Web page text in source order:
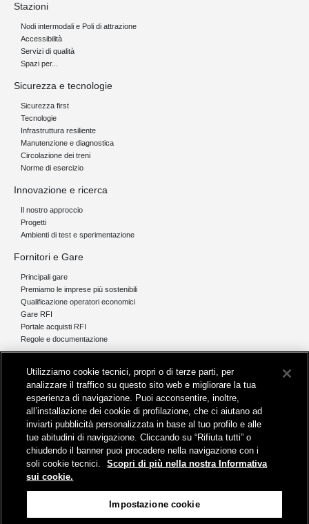
Stazioni
Nodi intermodali e Poli di attrazione
Accessibilità
Servizi di qualità
Spazi per...
Sicurezza e tecnologie
Sicurezza first
Tecnologie
Infrastruttura resiliente
Manutenzione e diagnostica
Circolazione dei treni
Norme di esercizio
Innovazione e ricerca
Il nostro approccio
Progetti
Ambienti di test e sperimentazione
Fornitori e Gare
Principali gare
Premiamo le imprese più sostenibili
Qualificazione operatori economici
Gare RFI
Portale acquisti RFI
Regole e documentazione
Comunicati stampa e news
Novità on line
Infomobilità
Feed - RSS
Utilizziamo cookie tecnici, propri o di terze parti, per
analizzare il traffico su questo sito web e migliorare la tua
esperienza di navigazione. Puoi acconsentire, inoltre,
all’installazione dei cookie di profilazione, che ci aiutano ad
inviarti pubblicità personalizzata in base al tuo profilo e alle
tue abitudini di navigazione. Cliccando su “Rifiuta tutti” o
chiudendo il banner puoi procedere nella navigazione con i
soli cookie tecnici.
Scopri di più nella nostra Informativa
sui cookie.
Impostazione cookie